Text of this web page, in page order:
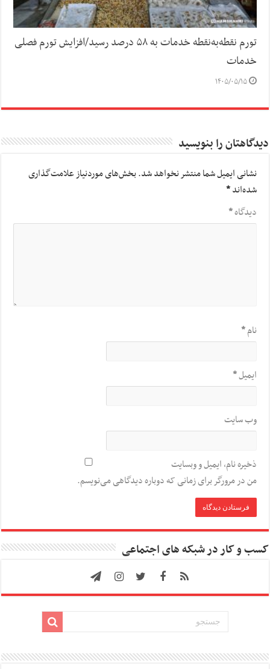
تورم نقطه‌به‌نقطه خدمات به ۵۸ درصد رسید/افزایش تورم فصلی
خدمات
۱۴۰۵/۰۵/۱۵
دیدگاهتان را بنویسید
نشانی ایمیل شما منتشر نخواهد شد.بخش‌های موردنیاز علامت‌گذاری
شده‌اند*
دیدگاه*
نام*
ایمیل*
وب‌ سایت
ذخیره نام، ایمیل و وبسایت
من در مرورگر برای زمانی که دوباره دیدگاهی می‌نویسم.
کسب و کار در شبکه های اجتماعی